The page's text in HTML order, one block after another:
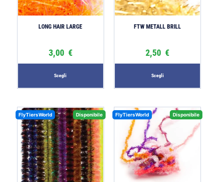
LONG HAIR LARGE
3,00 €
Scegli
FTW METALL BRILL
2,50 €
Scegli
FlyTiersWorld Disponibile FlyTiersWorld Disponibile